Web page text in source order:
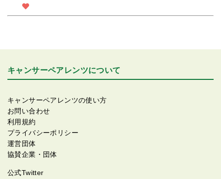
キャンサーペアレンツについて
キャンサーペアレンツの使い方
お問い合わせ
利用規約
プライバシーポリシー
運営団体
協賛企業・団体
公式Twitter